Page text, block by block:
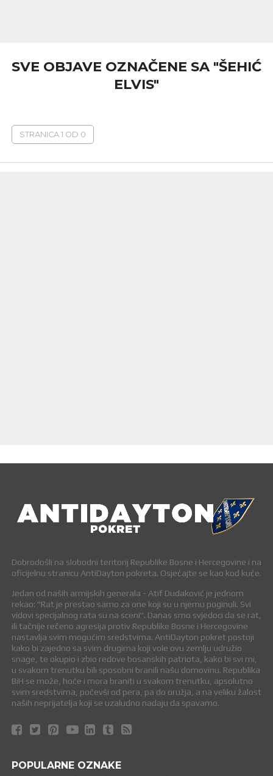
SVE OBJAVE OZNAČENE SA "ŠEHIĆ
ELVIS"
STRANICA 1 OD 0
Dobrodošli na slobodni teritorij Republike Bosne i Hercegovine i na
oficijelnu stranicu AntiDayton pokreta. Osjećajte se kao kod kuće.
Jedan od naših armijskih generala - Atif Dudaković je jednom
rekao: "Rat je prestao samo za one koji su u njemu poginuli. Svi
vidovi specijalnog rata su na sceni". Danas smo svjedoci da se rat,
ili tačnije rečeno agresija protiv Republike Bosne i Hercegovine
nastavlja svim mogućim sredstvima. AntiDayton pokret postoji
kako bi zajedno sa svim drugima koji vole ovu zemlju udružio
snage, te okupio i zbio redove bosanskih patriota, kako bi svi mi,
u svakom trenutku bili sposobni branili našu domovinu. Republika
BiH se može, hoće i mora braniti u svakom trenutku, apsolutno
svim sredstvima, počevši od pera, pa do oružja, a na veliku žalost
naših neprijatelja koji se uzaludno nadaju da spavamo.
POPULARNE OZNAKE